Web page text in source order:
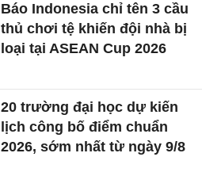
Báo Indonesia chỉ tên 3 cầu
thủ chơi tệ khiến đội nhà bị
loại tại ASEAN Cup 2026
20 trường đại học dự kiến
lịch công bố điểm chuẩn
2026, sớm nhất từ ngày 9/8